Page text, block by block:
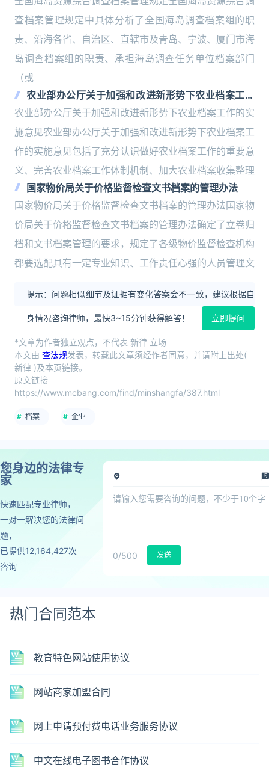
查档案管理规定中具体分析了全国海岛调查档案组的职
责、沿海各省、自治区、直辖市及青岛、宁波、厦门市海
岛调查档案组的职责、承担海岛调查任务单位档案部门
（或
农业部办公厅关于加强和改进新形势下农业档案工作
的实施意见
农业部办公厅关于加强和改进新形势下农业档案工作的实
施意见农业部办公厅关于加强和改进新形势下农业档案工
作的实施意见包括了充分认识做好农业档案工作的重要意
义、完善农业档案工作体制机制、加大农业档案收集整理
国家物价局关于价格监督检查文书档案的管理办法
国家物价局关于价格监督检查文书档案的管理办法国家物
价局关于价格监督检查文书档案的管理办法确定了立卷归
档和文书档案管理的要求，规定了各级物价监督检查机构
都要选配具有一定专业知识、工作责任心强的人员管理文
提示：问题相似细节及证据有变化答案会不一致，建议根据自
身情况咨询律师，最快3~15分钟获得解答！ 立即提问
*文章为作者独立观点，不代表 新律 立场
本文由 查法规发表，转载此文章须经作者同意，并请附上出处(
新律 )及本页链接。
原文链接
https://www.mcbang.com/find/minshangfa/387.html
档案 企业
您身边的法律专
家
快速匹配专业律师，
一对一解决您的法律问
题，
已提供12,164,427次
咨询
0/500 发送
热门合同范本
教育特色网站使用协议
网站商家加盟合同
网上申请预付费电话业务服务协议
中文在线电子图书合作协议